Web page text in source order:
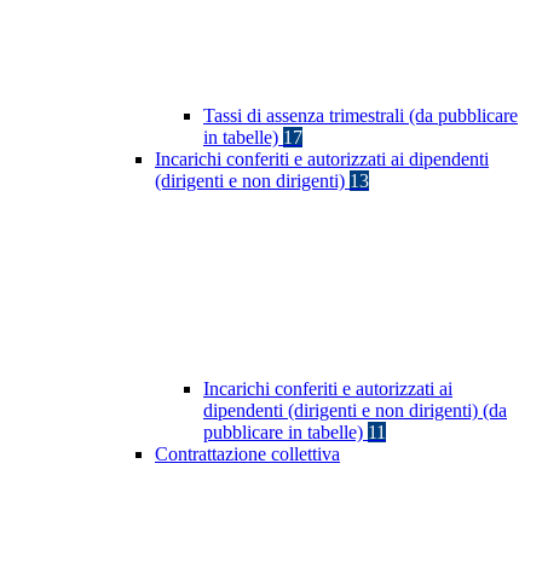
Tassi di assenza trimestrali (da pubblicare
in tabelle) 17
Incarichi conferiti e autorizzati ai dipendenti
(dirigenti e non dirigenti) 13
Incarichi conferiti e autorizzati ai
dipendenti (dirigenti e non dirigenti) (da
pubblicare in tabelle) 11
Contrattazione collettiva